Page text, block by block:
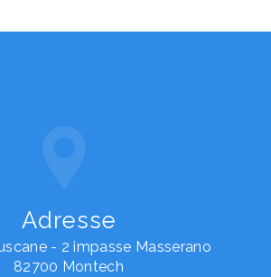
Adresse
- 2 impasse Masserano
82700 Montech